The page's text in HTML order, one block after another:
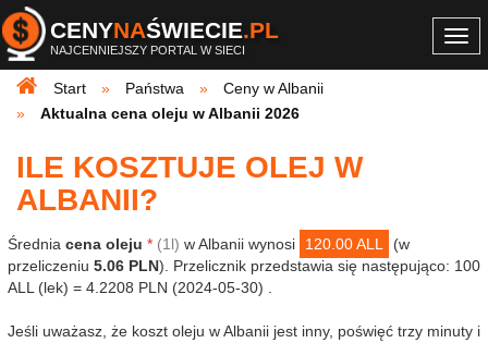
CENYNAŚWIECIE.PL
NAJCENNIEJSZY PORTAL W SIECI
Start
Państwa
Ceny w Albanii
Aktualna cena oleju w Albanii 2026
ILE KOSZTUJE OLEJ W
ALBANII?
Średnia cena oleju * (1l) w Albanii wynosi 120.00 ALL
(w
przeliczeniu 5.06 PLN). Przelicznik przedstawia się następująco: 100
ALL (lek) = 4.2208 PLN (2024-05-30) .
Jeśli uważasz, że koszt oleju w Albanii jest inny, poświęć trzy minuty i